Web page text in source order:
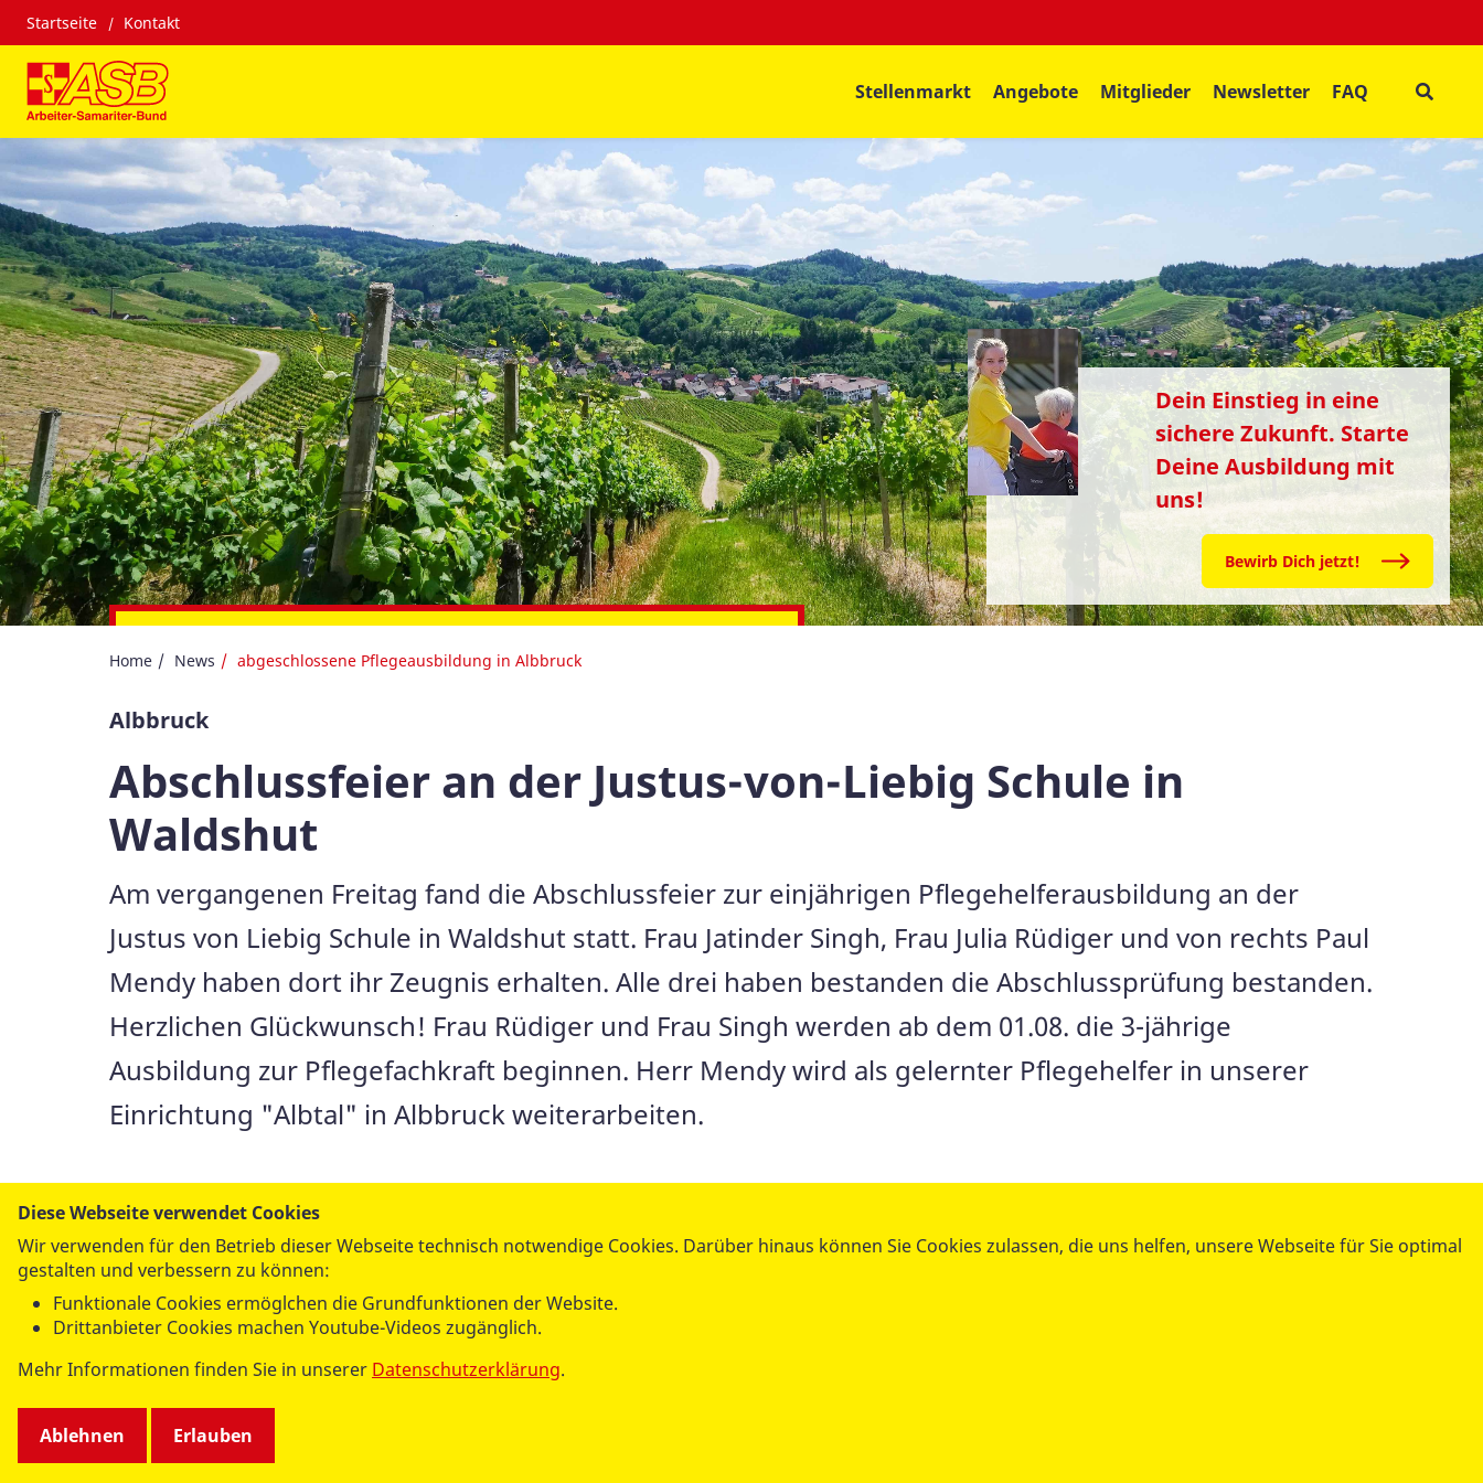
Startseite Kontakt
Stellenmarkt Angebote Mitglieder Newsletter FAQ
Dein Einstieg in eine
sichere Zukunft. Starte
Deine Ausbildung mit
uns!
Bewirb Dich jetzt!
Home News abgeschlossene Pflegeausbildung in Albbruck
Albbruck
Abschlussfeier an der Justus-von-Liebig Schule in
Waldshut
Am vergangenen Freitag fand die Abschlussfeier zur einjährigen Pflegehelferausbildung an der
Justus von Liebig Schule in Waldshut statt. Frau Jatinder Singh, Frau Julia Rüdiger und von rechts Paul
Mendy haben dort ihr Zeugnis erhalten. Alle drei haben bestanden die Abschlussprüfung bestanden.
Herzlichen Glückwunsch! Frau Rüdiger und Frau Singh werden ab dem 01.08. die 3-jährige
Ausbildung zur Pflegefachkraft beginnen. Herr Mendy wird als gelernter Pflegehelfer in unserer
Einrichtung "Albtal" in Albbruck weiterarbeiten.
Per E-Mail
versenden
Diese Webseite verwendet Cookies
Wir verwenden für den Betrieb dieser Webseite technisch notwendige Cookies. Darüber hinaus können Sie Cookies zulassen, die uns helfen, unsere Webseite für Sie optimal
gestalten und verbessern zu können:
Funktionale Cookies ermöglchen die Grundfunktionen der Website.
Drittanbieter Cookies machen Youtube-Videos zugänglich.
Mehr Informationen finden Sie in unserer Datenschutzerklärung.
Ablehnen Erlauben